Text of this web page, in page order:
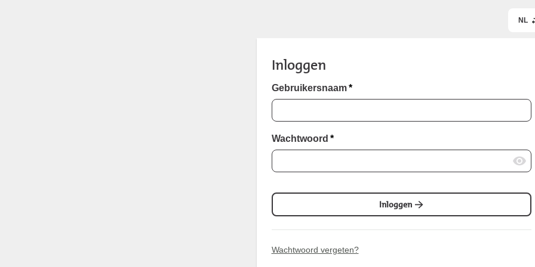
NL
Inloggen
Gebruikersnaam *
Wachtwoord *
Inloggen
Wachtwoord vergeten?